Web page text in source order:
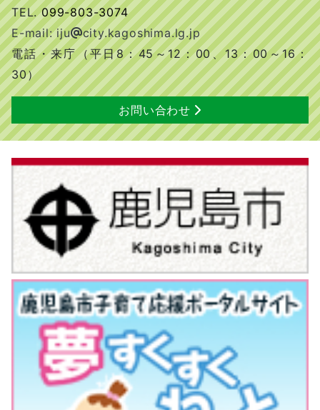
TEL.099-803-3074
E-mail: iju
city.kagoshima.lg.jp
電話・来庁（平日8：45～12：00、13：00～16：
30）
お問い合わせ